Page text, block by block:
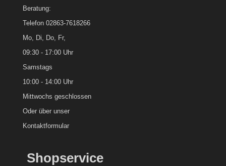
Beratung:
Telefon 02863-7618266
Mo, Di, Do, Fr,
09:30 - 17:00 Uhr
Samstags
10:00 - 14:00 Uhr
Mittwochs geschlossen
Oder über unser
Kontaktformular
Shopservice